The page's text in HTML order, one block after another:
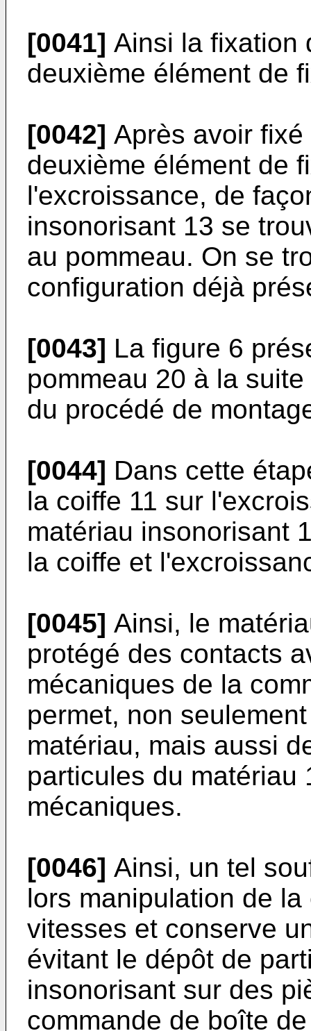
[0041] Ainsi la fixation
deuxième élément de
[0042] Après avoir
deuxième élément de
l'excroissance, de
insonorisant 13 se
au pommeau. On se
configuration déjà
[0043] La figure 6
pommeau 20 à la
du procédé de
[0044] Dans cette
la coiffe 11 sur
matériau insonorisant
la coiffe et
[0045] Ainsi, le
protégé des contacts
mécaniques de la
permet, non
matériau, mais aussi
particules du matériau
mécaniques.
[0046] Ainsi, un tel
lors manipulation de
vitesses et conserve
évitant le dépôt de
insonorisant sur des
commande de boîte